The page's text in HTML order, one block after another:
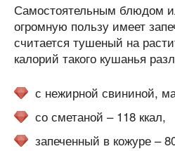
Самостоятельным блюдом
огромную пользу имеет
считается тушеный на
калорий такого кушанья
с нежирной свининой,
со сметаной – 118 ккал,
запеченный в кожуре –